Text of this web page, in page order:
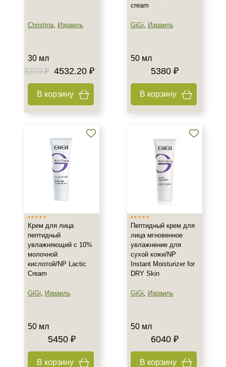
Тело
Объём
30 мл
50 мл
Аминокислоты
Бисаболол
Время применения
Вечер
День
Ежедневный
Показать еще
Christina, Израиль
30 мл
5270 ₽ 4532.20 ₽
В корзину
cream
GiGi, Израиль
50 мл
5380 ₽
В корзину
Крем для лица
пептидный
увлажняющий с 10%
молочной
кислотой/NP Lactic
Cream
GiGi, Израиль
50 мл
5450 ₽
В корзину
Пептидный крем для
лица мгновенное
увлажнение для
сухой кожи/NP
Instant Moisturizer for
DRY Skin
GiGi, Израиль
50 мл
6040 ₽
В корзину